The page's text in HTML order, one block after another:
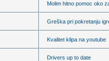
Molim hitno pomoc oko
Greška pri pokretanju
Kvalitet klipa na youtube
Drivers up to date